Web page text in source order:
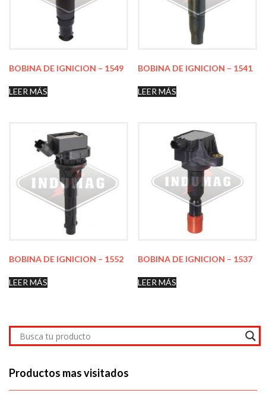
BOBINA DE IGNICION – 1549
LEER MÁS
BOBINA DE IGNICION – 1541
LEER MÁS
BOBINA DE IGNICION – 1552
LEER MÁS
BOBINA DE IGNICION – 1537
LEER MÁS
Productos mas visitados